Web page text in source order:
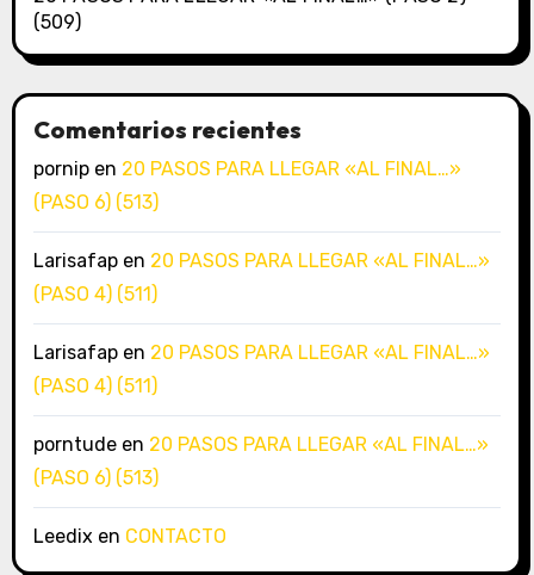
(509)
Comentarios recientes
pornipen 20 PASOS PARA LLEGAR «AL FINAL…»
(PASO 6) (513)
Larisafapen 20 PASOS PARA LLEGAR «AL FINAL…»
(PASO 4) (511)
Larisafapen 20 PASOS PARA LLEGAR «AL FINAL…»
(PASO 4) (511)
porntudeen 20 PASOS PARA LLEGAR «AL FINAL…»
(PASO 6) (513)
Leedix en CONTACTO